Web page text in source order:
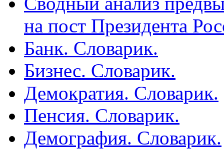
на пост Президента
Банк. Словарик.
Бизнес. Словарик.
Демократия. Словарик.
Пенсия. Словарик.
Демография. Словарик.